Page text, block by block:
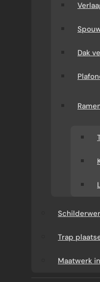
Dak
Trap
Maatwerk
WAT KUNT U
Verbouw-Gigant is
verbouwingen en
traject: van advies
Tijdens het gehele